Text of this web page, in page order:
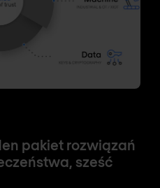
pakiet rozwiązań
sześć